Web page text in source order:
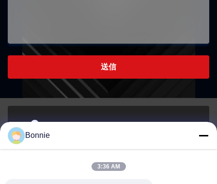
送信
アドレス
Bonnie
3:36 AM